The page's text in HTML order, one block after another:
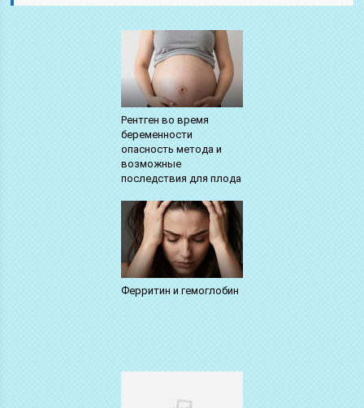
Рентген во время
беременности
опасность метода и
возможные
последствия для плода
Ферритин и гемоглобин